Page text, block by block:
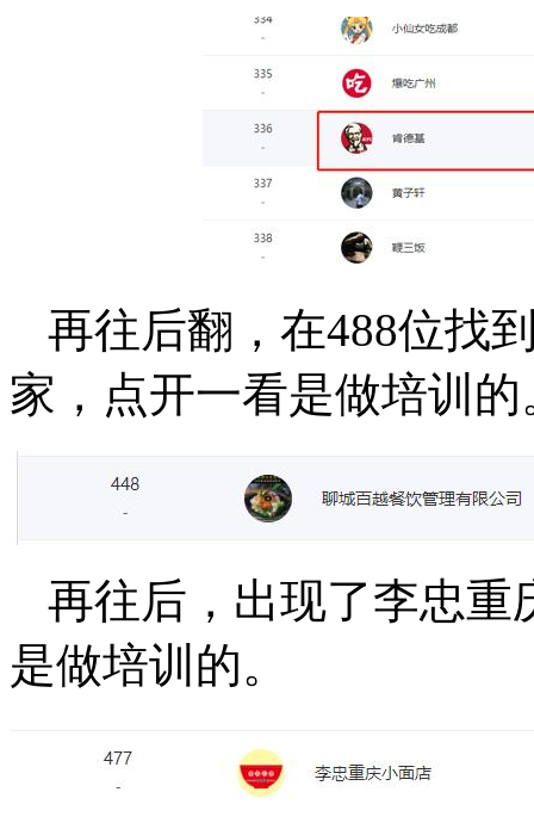
再往后翻，在488位找
家，点开一看是做培训的
再往后，出现了李忠重
是做培训的。